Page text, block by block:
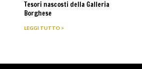
Tesori nascosti della Galleria
Borghese
LEGGI TUTTO >